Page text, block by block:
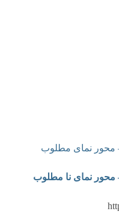
محور نمای مطلوب
محور نمای نا مطلوب